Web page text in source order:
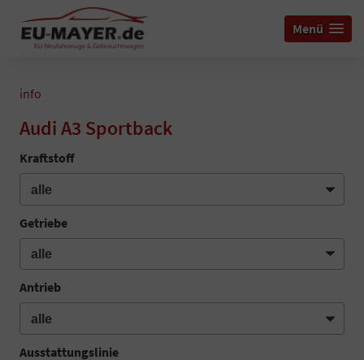
Menü
info
Audi A3 Sportback
Kraftstoff
Getriebe
Antrieb
Ausstattungslinie